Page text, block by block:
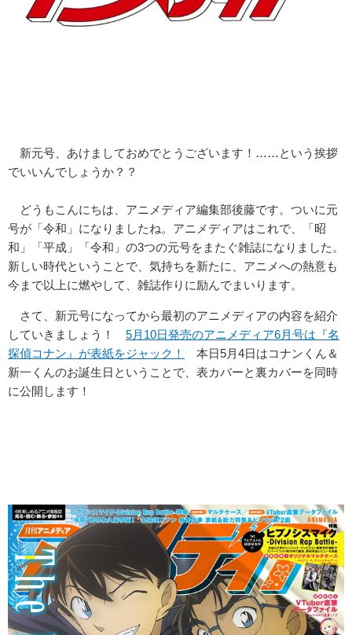
新元号、あけましておめでとうございます！……という挨拶
でいいんでしょうか？？
どうもこんにちは、アニメディア編集部後藤です。ついに元
号が「令和」になりましたね。アニメディアはこれで、「昭
和」「平成」「令和」の3つの元号をまたぐ雑誌になりました。
新しい時代ということで、気持ちを新たに、アニメへの熱意も
今まで以上に燃やして、雑誌作りに励んでまいります。
さて、新元号になってから最初のアニメディアの内容を紹介
していきましょう！ 5月10日発売のアニメディア6月号は『名
探偵コナン』が表紙をジャック！
本日5月4日はコナンくん＆
新一くんのお誕生日ということで、表カバーと裏カバーを同時
に公開します！